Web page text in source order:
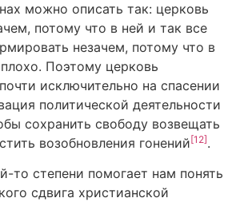
можно описать так: церковь
потому что в ней и так все
незачем, потому что в
Поэтому церковь
исключительно на спасении
политической деятельности
сохранить свободу возвещать
возобновления гонений[12].
то степени помогает нам понять
сдвига христианской